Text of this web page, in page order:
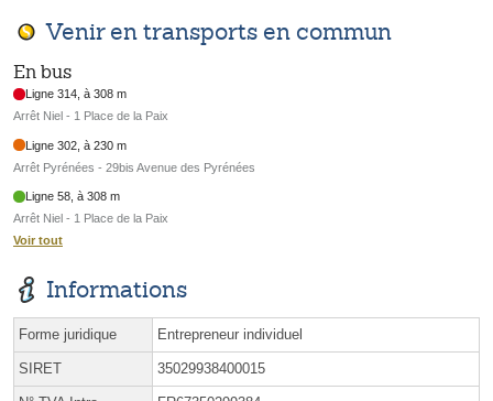
Venir en transports en commun
En bus
Ligne 314, à 308 m
Arrêt Niel - 1 Place de la Paix
Ligne 302, à 230 m
Arrêt Pyrénées - 29bis Avenue des Pyrénées
Ligne 58, à 308 m
Arrêt Niel - 1 Place de la Paix
Voir tout
Informations
Forme juridique Entrepreneur individuel
SIRET 35029938400015